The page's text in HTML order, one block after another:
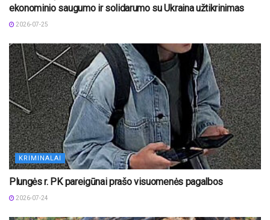
ekonominio saugumo ir solidarumo su Ukraina užtikrinimas
2026-07-25
KRIMINALAI
Plungės r. PK pareigūnai prašo visuomenės pagalbos
2026-07-24